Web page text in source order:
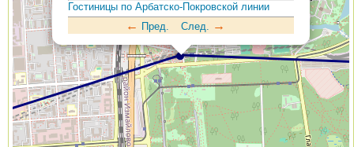
3
Гостиницы по Арбатско-Покровской линии
← Пред. След. →